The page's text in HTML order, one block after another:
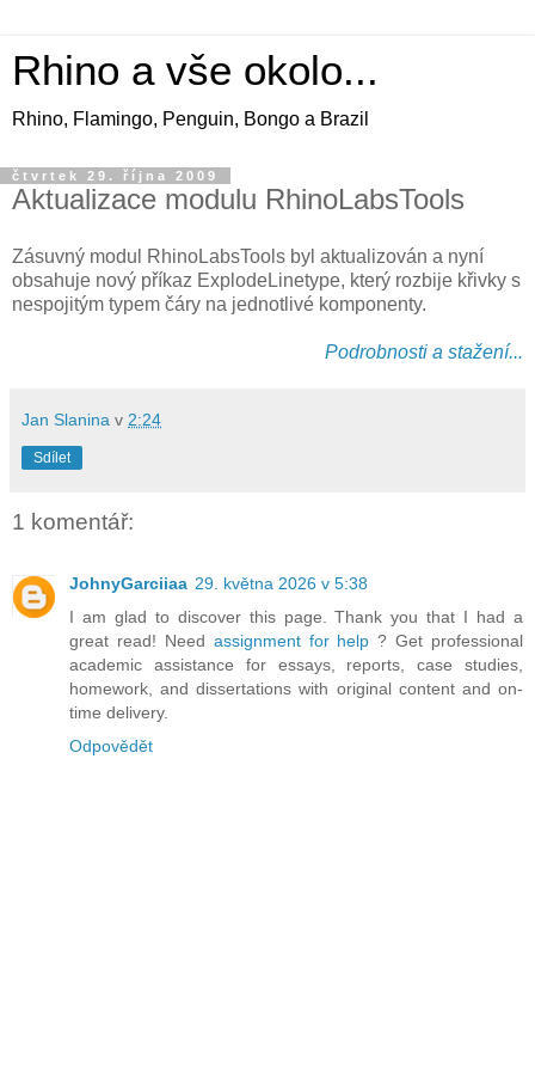
Rhino a vše okolo...
Rhino, Flamingo, Penguin, Bongo a Brazil
čtvrtek 29. října 2009
Aktualizace modulu RhinoLabsTools
Zásuvný modul RhinoLabsTools byl aktualizován a nyní
obsahuje nový příkaz ExplodeLinetype, který rozbije křivky s
nespojitým typem čáry na jednotlivé komponenty.
Podrobnosti a stažení...
Jan Slanina v 2:24
Sdílet
1 komentář:
JohnyGarciiaa 29. května 2026 v 5:38
I am glad to discover this page. Thank you that I had a
great read! Need assignment for help​ ? Get professional
academic assistance for essays, reports, case studies,
homework, and dissertations with original content and on-
time delivery.
Odpovědět